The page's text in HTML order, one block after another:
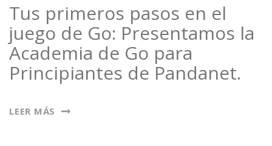
Tus primeros pasos en el
juego de Go: Presentamos la
Academia de Go para
Principiantes de Pandanet.
LEER MÁS